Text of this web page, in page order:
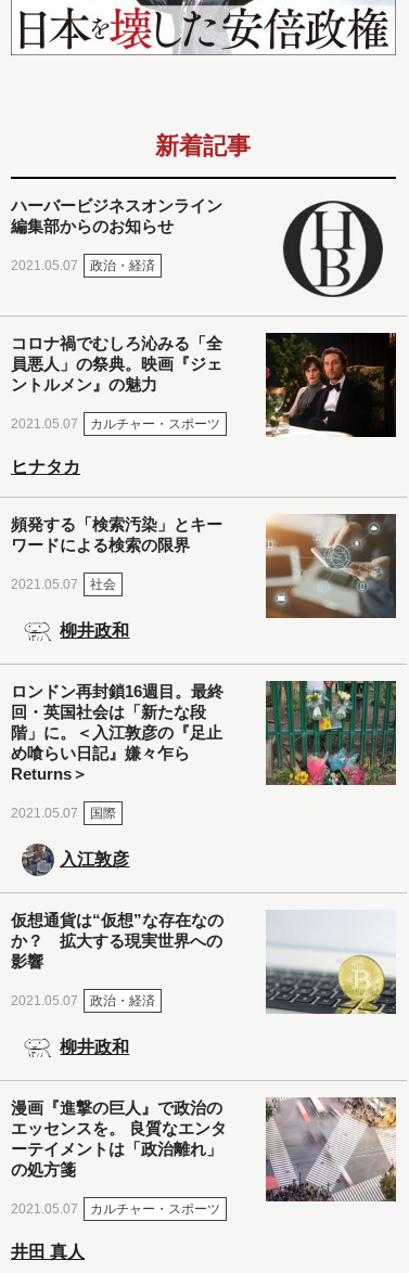
新着記事
ハーバービジネスオンライン
編集部からのお知らせ
2021.05.07 政治・経済
コロナ禍でむしろ沁みる「全
員悪人」の祭典。映画『ジェ
ントルメン』の魅力
2021.05.07 カルチャー・スポーツ
ヒナタカ
頻発する「検索汚染」とキー
ワードによる検索の限界
2021.05.07 社会
柳井政和
ロンドン再封鎖16週目。最終
回・英国社会は「新たな段
階」に。＜入江敦彦の『足止
め喰らい日記』嫌々乍ら
Returns＞
2021.05.07 国際
入江敦彦
仮想通貨は“仮想”な存在なの
か？ 拡大する現実世界への
影響
2021.05.07 政治・経済
柳井政和
漫画『進撃の巨人』で政治の
エッセンスを。 良質なエンタ
ーテイメントは「政治離れ」
の処方箋
2021.05.07 カルチャー・スポーツ
井田 真人